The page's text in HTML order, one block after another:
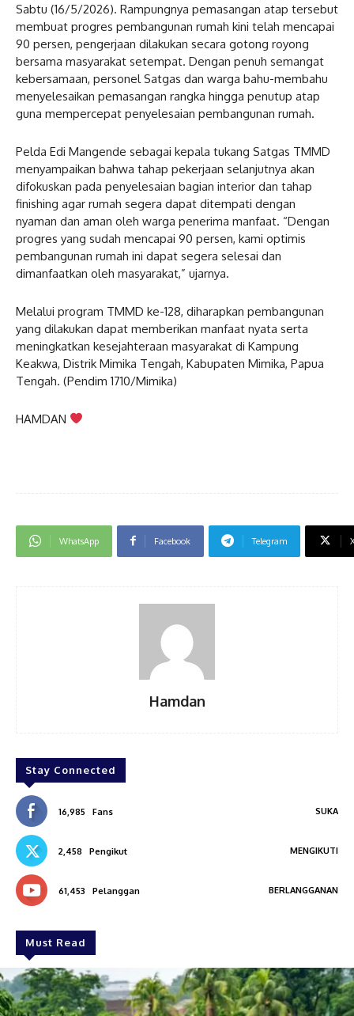
Sabtu (16/5/2026). Rampungnya pemasangan atap tersebut
membuat progres pembangunan rumah kini telah mencapai
90 persen, pengerjaan dilakukan secara gotong royong
bersama masyarakat setempat. Dengan penuh semangat
kebersamaan, personel Satgas dan warga bahu-membahu
menyelesaikan pemasangan rangka hingga penutup atap
guna mempercepat penyelesaian pembangunan rumah.
Pelda Edi Mangende sebagai kepala tukang Satgas TMMD
menyampaikan bahwa tahap pekerjaan selanjutnya akan
difokuskan pada penyelesaian bagian interior dan tahap
finishing agar rumah segera dapat ditempati dengan
nyaman dan aman oleh warga penerima manfaat. “Dengan
progres yang sudah mencapai 90 persen, kami optimis
pembangunan rumah ini dapat segera selesai dan
dimanfaatkan oleh masyarakat,” ujarnya.
Melalui program TMMD ke-128, diharapkan pembangunan
yang dilakukan dapat memberikan manfaat nyata serta
meningkatkan kesejahteraan masyarakat di Kampung
Keakwa, Distrik Mimika Tengah, Kabupaten Mimika, Papua
Tengah. (Pendim 1710/Mimika)
HAMDAN
WhatsApp Facebook Telegram
Hamdan
Stay Connected
16,985 Fans SUKA
2,458 Pengikut MENGIKUTI
61,453 Pelanggan BERLANGGANAN
Must Read